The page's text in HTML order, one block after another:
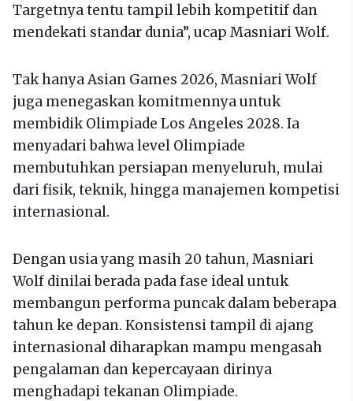
Targetnya tentu tampil lebih kompetitif dan
mendekati standar dunia”, ucap Masniari Wolf.
Tak hanya Asian Games 2026, Masniari Wolf
juga menegaskan komitmennya untuk
membidik Olimpiade Los Angeles 2028. Ia
menyadari bahwa level Olimpiade
membutuhkan persiapan menyeluruh, mulai
dari fisik, teknik, hingga manajemen kompetisi
internasional.
Dengan usia yang masih 20 tahun, Masniari
Wolf dinilai berada pada fase ideal untuk
membangun performa puncak dalam beberapa
tahun ke depan. Konsistensi tampil di ajang
internasional diharapkan mampu mengasah
pengalaman dan kepercayaan dirinya
menghadapi tekanan Olimpiade.